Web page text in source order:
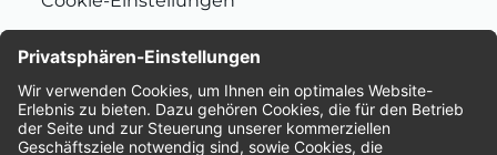
Bewertungen